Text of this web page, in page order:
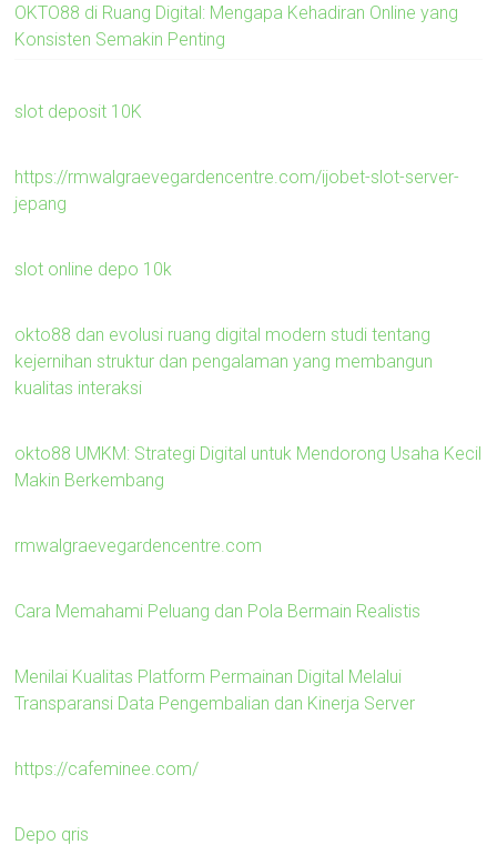
OKTO88 di Ruang Digital: Mengapa Kehadiran Online yang
Konsisten Semakin Penting
slot deposit 10K
https://rmwalgraevegardencentre.com/ijobet-slot-server-
jepang
slot online depo 10k
okto88 dan evolusi ruang digital modern studi tentang
kejernihan struktur dan pengalaman yang membangun
kualitas interaksi
okto88 UMKM: Strategi Digital untuk Mendorong Usaha Kecil
Makin Berkembang
rmwalgraevegardencentre.com
Cara Memahami Peluang dan Pola Bermain Realistis
Menilai Kualitas Platform Permainan Digital Melalui
Transparansi Data Pengembalian dan Kinerja Server
https://cafeminee.com/
Depo qris